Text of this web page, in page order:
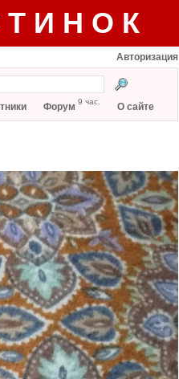
Авторизация
Форум 9 час. О сайте